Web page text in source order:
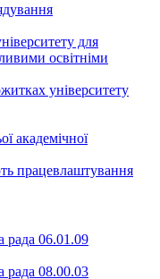
для
освітніми
університету
академічної
працевлаштування
рада 06.01.09
рада 08.00.03